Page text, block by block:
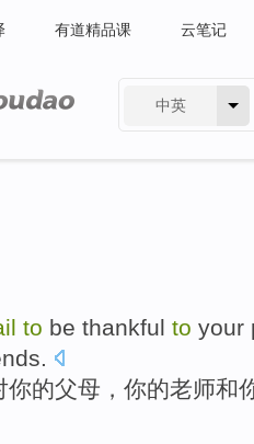
有道精品课 云笔记
中英
to be thankful to your
你的父母，你的老师和